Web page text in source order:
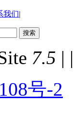
我们|
7.5 | |
号-2